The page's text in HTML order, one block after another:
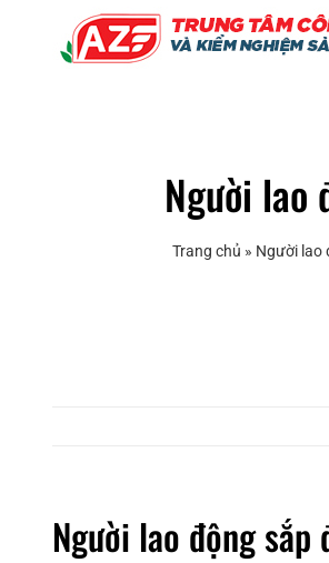
Người lao
Trang chủ » Người lao
Người lao động